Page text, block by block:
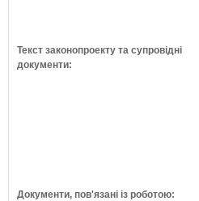
Текст законопроекту та супровідні
документи:
Документи, пов'язані із роботою: